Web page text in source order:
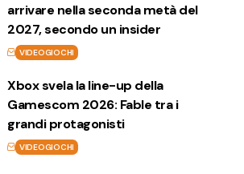
arrivare nella seconda metà del
2027, secondo un insider
VIDEOGIOCHI
Xbox svela la line-up della
Gamescom 2026: Fable tra i
grandi protagonisti
VIDEOGIOCHI